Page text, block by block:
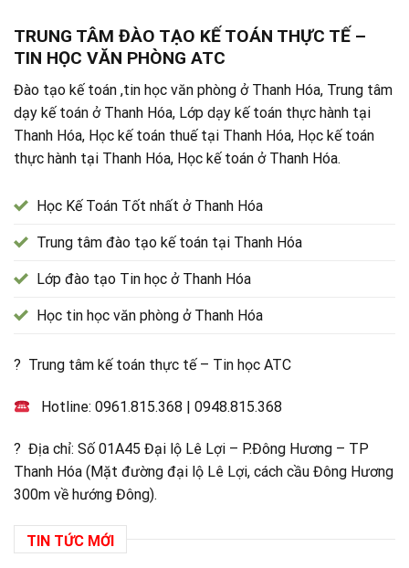
TRUNG TÂM ĐÀO TẠO KẾ TOÁN THỰC TẾ –
TIN HỌC VĂN PHÒNG ATC
Đào tạo kế toán ,tin học văn phòng ở Thanh Hóa, Trung tâm
dạy kế toán ở Thanh Hóa, Lớp dạy kế toán thực hành tại
Thanh Hóa, Học kế toán thuế tại Thanh Hóa, Học kế toán
thực hành tại Thanh Hóa, Học kế toán ở Thanh Hóa.
Học Kế Toán Tốt nhất ở Thanh Hóa
Trung tâm đào tạo kế toán tại Thanh Hóa
Lớp đào tạo Tin học ở Thanh Hóa
Học tin học văn phòng ở Thanh Hóa
? Trung tâm kế toán thực tế – Tin học ATC
Hotline:0961.815.368 |0948.815.368
? Địa chỉ: Số 01A45 Đại lộ Lê Lợi – P.Đông Hương – TP
Thanh Hóa (Mặt đường đại lộ Lê Lợi, cách cầu Đông Hương
300m về hướng Đông).
TIN TỨC MỚI